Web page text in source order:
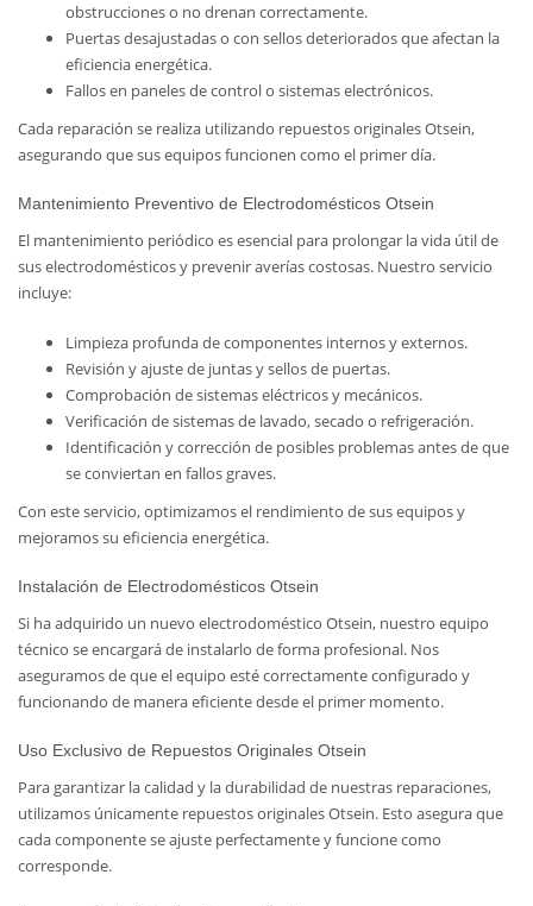
obstrucciones o no drenan correctamente.
Puertas desajustadas o con sellos deteriorados que afectan la
eficiencia energética.
Fallos en paneles de control o sistemas electrónicos.
Cada reparación se realiza utilizando repuestos originales Otsein,
asegurando que sus equipos funcionen como el primer día.
Mantenimiento Preventivo de Electrodomésticos Otsein
El mantenimiento periódico es esencial para prolongar la vida útil de
sus electrodomésticos y prevenir averías costosas. Nuestro servicio
incluye:
Limpieza profunda de componentes internos y externos.
Revisión y ajuste de juntas y sellos de puertas.
Comprobación de sistemas eléctricos y mecánicos.
Verificación de sistemas de lavado, secado o refrigeración.
Identificación y corrección de posibles problemas antes de que
se conviertan en fallos graves.
Con este servicio, optimizamos el rendimiento de sus equipos y
mejoramos su eficiencia energética.
Instalación de Electrodomésticos Otsein
Si ha adquirido un nuevo electrodoméstico Otsein, nuestro equipo
técnico se encargará de instalarlo de forma profesional. Nos
aseguramos de que el equipo esté correctamente configurado y
funcionando de manera eficiente desde el primer momento.
Uso Exclusivo de Repuestos Originales Otsein
Para garantizar la calidad y la durabilidad de nuestras reparaciones,
utilizamos únicamente repuestos originales Otsein. Esto asegura que
cada componente se ajuste perfectamente y funcione como
corresponde.